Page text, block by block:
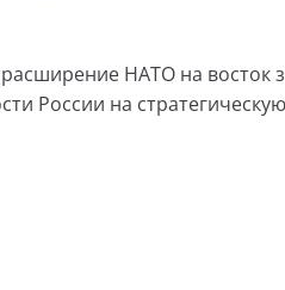
расширение НАТО на
России на